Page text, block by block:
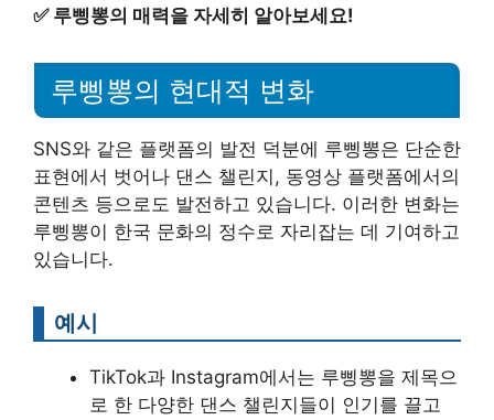
✅ 루삥뽕의 매력을 자세히 알아보세요!
루삥뽕의 현대적 변화
SNS와 같은 플랫폼의 발전 덕분에 루삥뽕은 단순한
표현에서 벗어나 댄스 챌린지, 동영상 플랫폼에서의
콘텐츠 등으로도 발전하고 있습니다. 이러한 변화는
루삥뽕이 한국 문화의 정수로 자리잡는 데 기여하고
있습니다.
예시
TikTok과 Instagram에서는 루삥뽕을 제목으
로 한 다양한 댄스 챌린지들이 인기를 끌고